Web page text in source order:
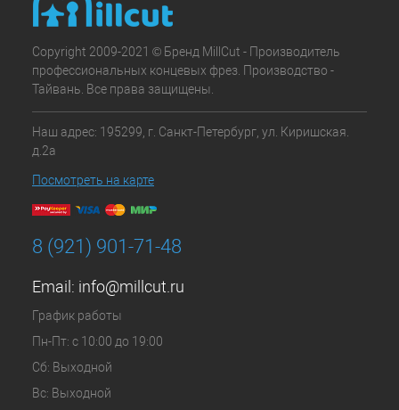
Copyright 2009-2021 © Бренд MillCut - Производитель
профессиональных концевых фрез. Производство -
Тайвань. Все права защищены.
Наш адрес: 195299, г. Санкт-Петербург, ул. Киришская.
д.2а
Посмотреть на карте
8 (921) 901-71-48
Email: info@millcut.ru
График работы
Пн-Пт: с 10:00 до 19:00
Сб: Выходной
Вс: Выходной